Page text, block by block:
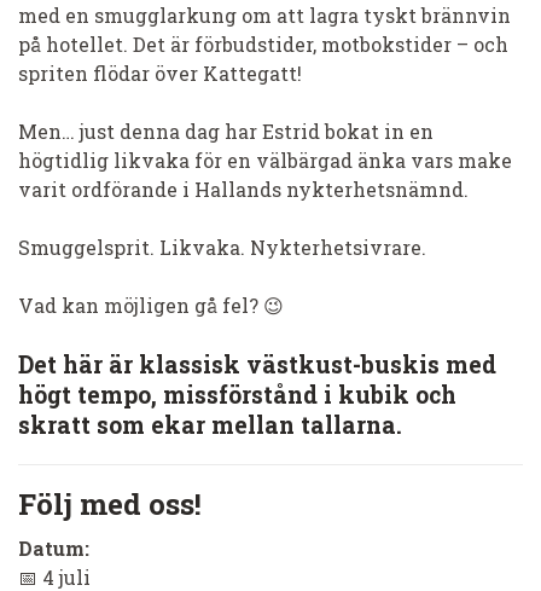
med en smugglarkung om att lagra tyskt brännvin
på hotellet. Det är förbudstider, motbokstider – och
spriten flödar över Kattegatt!
Men… just denna dag har Estrid bokat in en
högtidlig likvaka för en välbärgad änka vars make
varit ordförande i Hallands nykterhetsnämnd.
Smuggelsprit. Likvaka. Nykterhetsivrare.
Vad kan möjligen gå fel? 😉
Det här är klassisk västkust-buskis med
högt tempo, missförstånd i kubik och
skratt som ekar mellan tallarna.
Följ med oss!
Datum:
📅 4 juli